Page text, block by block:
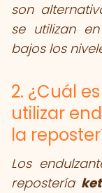
son
se utilizan
bajos los
2. ¿Cuál
utilizar
la
Los
repostería